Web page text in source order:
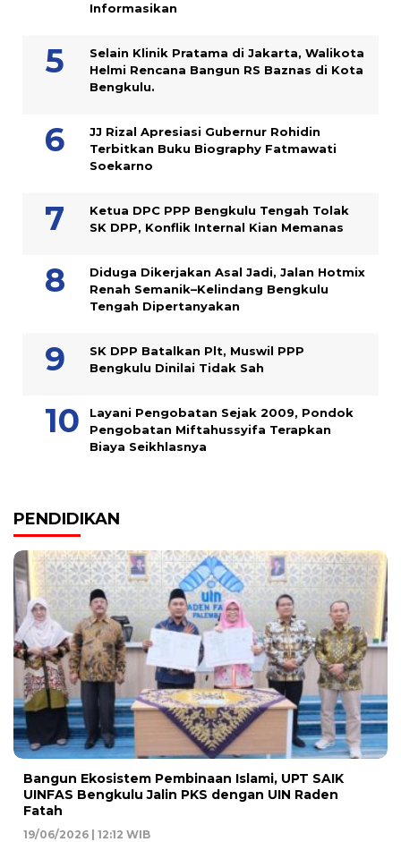
Informasikan
Selain Klinik Pratama di Jakarta, Walikota
Helmi Rencana Bangun RS Baznas di Kota
Bengkulu.
JJ Rizal Apresiasi Gubernur Rohidin
Terbitkan Buku Biography Fatmawati
Soekarno
Ketua DPC PPP Bengkulu Tengah Tolak
SK DPP, Konflik Internal Kian Memanas
Diduga Dikerjakan Asal Jadi, Jalan Hotmix
Renah Semanik–Kelindang Bengkulu
Tengah Dipertanyakan
SK DPP Batalkan Plt, Muswil PPP
Bengkulu Dinilai Tidak Sah
Layani Pengobatan Sejak 2009, Pondok
Pengobatan Miftahussyifa Terapkan
Biaya Seikhlasnya
PENDIDIKAN
Bangun Ekosistem Pembinaan Islami, UPT SAIK
UINFAS Bengkulu Jalin PKS dengan UIN Raden
Fatah
19/06/2026 | 12:12 WIB